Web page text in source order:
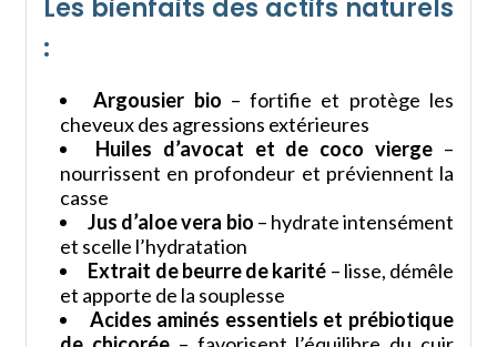
Les bienfaits des actifs naturels
:
Argousier bio – fortifie et protège les
cheveux des agressions extérieures
Huiles d’avocat et de coco vierge –
nourrissent en profondeur et préviennent la
casse
Jus d’aloe vera bio – hydrate intensément
et scelle l’hydratation
Extrait de beurre de karité – lisse, démêle
et apporte de la souplesse
Acides aminés essentiels et prébiotique